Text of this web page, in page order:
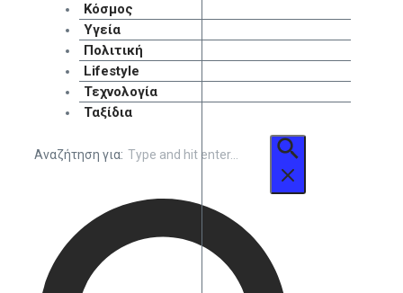
Κόσμος
Υγεία
Πολιτική
Lifestyle
Τεχνολογία
Ταξίδια
Αναζήτηση για: